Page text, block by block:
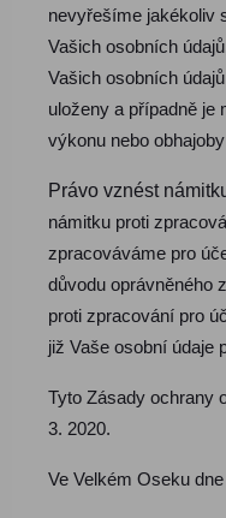
nevyřešíme jakékoliv
Vašich osobních
Vašich osobních
uloženy a případně je
výkonu nebo
Právo vznést
námitku proti
zpracováváme pro
důvodu oprávněného
proti zpracování pro
již Vaše osobní údaje
Tyto Zásady ochrany
3. 2020.
Ve Velkém Oseku